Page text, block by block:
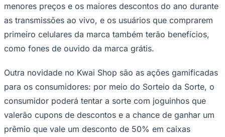
menores preços e os maiores descontos do ano durante
as transmissões ao vivo, e os usuários que comprarem
primeiro celulares da marca também terão benefícios,
como fones de ouvido da marca grátis.
Outra novidade no Kwai Shop são as ações gamificadas
para os consumidores: por meio do Sorteio da Sorte, o
consumidor poderá tentar a sorte com joguinhos que
valerão cupons de descontos e a chance de ganhar um
prêmio que vale um desconto de 50% em caixas